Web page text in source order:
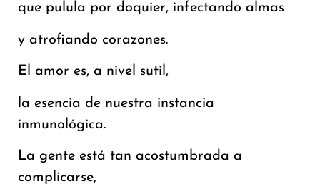
que pulula por doquier, infectando almas
y atrofiando corazones.
El amor es, a nivel sutil,
la esencia de nuestra instancia
inmunológica.
La gente está tan acostumbrada a
complicarse,